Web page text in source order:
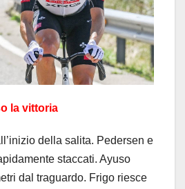
la vittoria
della salita. Pedersen e
staccati. Ayuso
dal traguardo. Frigo riesce